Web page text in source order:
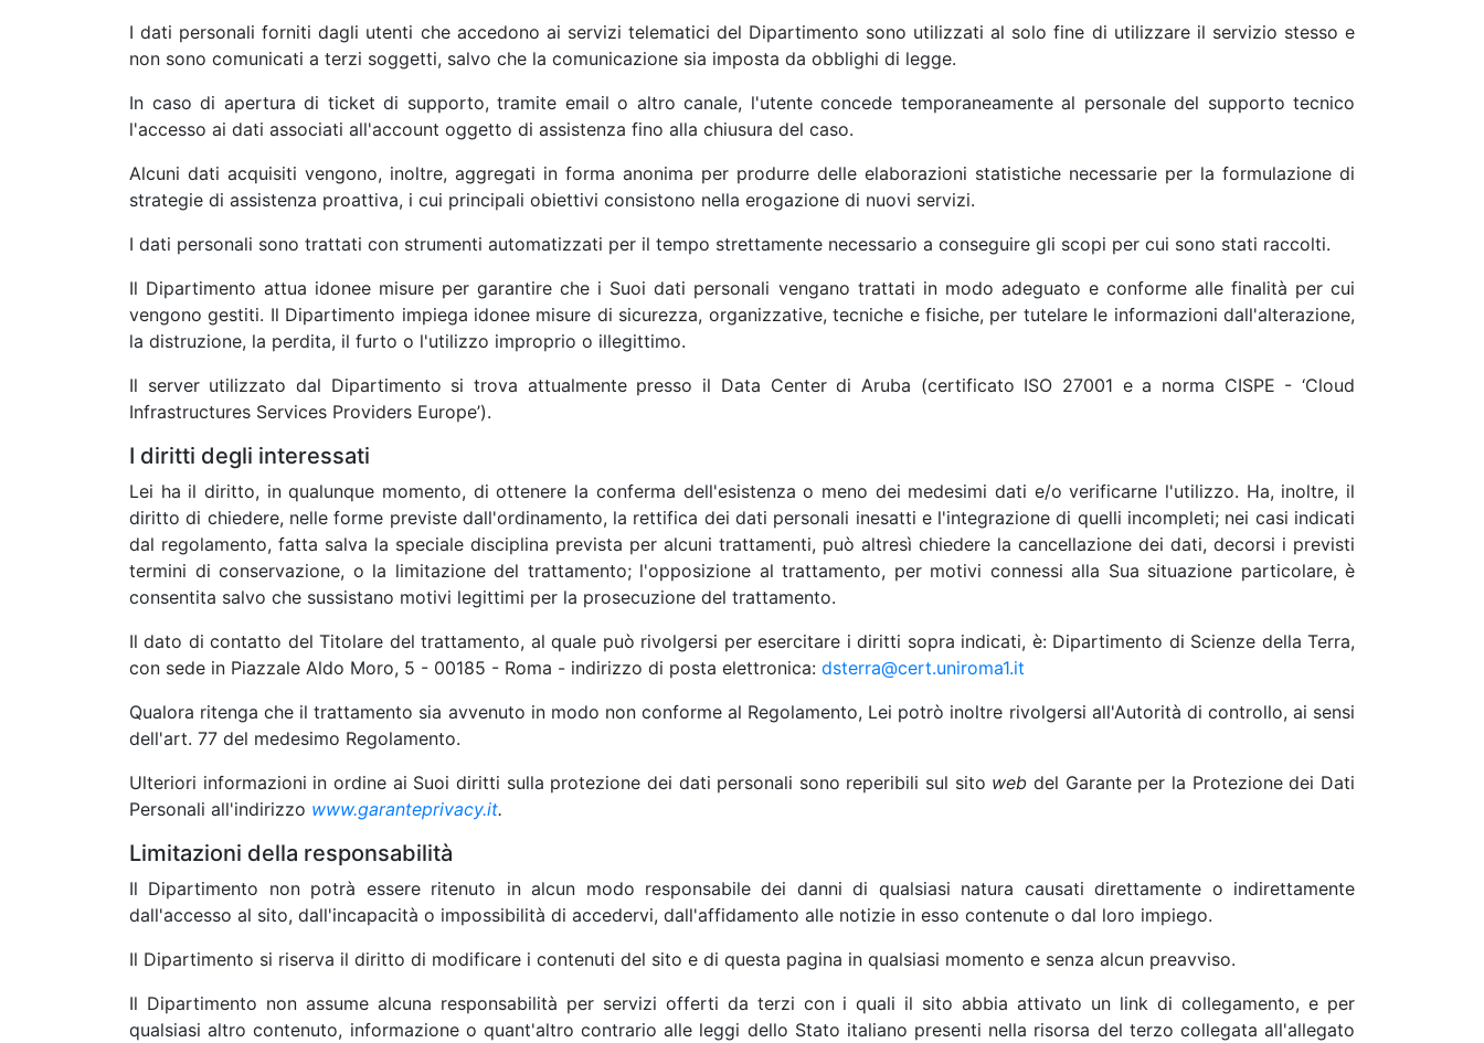
I dati personali forniti dagli utenti che accedono ai servizi telematici del Dipartimento sono utilizzati al solo fine di utilizzare il servizio stesso e
non sono comunicati a terzi soggetti, salvo che la comunicazione sia imposta da obblighi di legge.
In caso di apertura di ticket di supporto, tramite email o altro canale, l'utente concede temporaneamente al personale del supporto tecnico
l'accesso ai dati associati all'account oggetto di assistenza fino alla chiusura del caso.
Alcuni dati acquisiti vengono, inoltre, aggregati in forma anonima per produrre delle elaborazioni statistiche necessarie per la formulazione di
strategie di assistenza proattiva, i cui principali obiettivi consistono nella erogazione di nuovi servizi.
I dati personali sono trattati con strumenti automatizzati per il tempo strettamente necessario a conseguire gli scopi per cui sono stati raccolti.
Il Dipartimento attua idonee misure per garantire che i Suoi dati personali vengano trattati in modo adeguato e conforme alle finalità per cui
vengono gestiti. Il Dipartimento impiega idonee misure di sicurezza, organizzative, tecniche e fisiche, per tutelare le informazioni dall'alterazione,
la distruzione, la perdita, il furto o l'utilizzo improprio o illegittimo.
Il server utilizzato dal Dipartimento si trova attualmente presso il Data Center di Aruba (certificato ISO 27001 e a norma CISPE - ‘Cloud
Infrastructures Services Providers Europe’).
I diritti degli interessati
Lei ha il diritto, in qualunque momento, di ottenere la conferma dell'esistenza o meno dei medesimi dati e/o verificarne l'utilizzo. Ha, inoltre, il
diritto di chiedere, nelle forme previste dall'ordinamento, la rettifica dei dati personali inesatti e l'integrazione di quelli incompleti; nei casi indicati
dal regolamento, fatta salva la speciale disciplina prevista per alcuni trattamenti, può altresì chiedere la cancellazione dei dati, decorsi i previsti
termini di conservazione, o la limitazione del trattamento; l'opposizione al trattamento, per motivi connessi alla Sua situazione particolare, è
consentita salvo che sussistano motivi legittimi per la prosecuzione del trattamento.
Il dato di contatto del Titolare del trattamento, al quale può rivolgersi per esercitare i diritti sopra indicati, è: Dipartimento di Scienze della Terra,
con sede in Piazzale Aldo Moro, 5 - 00185 - Roma - indirizzo di posta elettronica: dsterra@cert.uniroma1.it
Qualora ritenga che il trattamento sia avvenuto in modo non conforme al Regolamento, Lei potrò inoltre rivolgersi all'Autorità di controllo, ai sensi
dell'art. 77 del medesimo Regolamento.
Ulteriori informazioni in ordine ai Suoi diritti sulla protezione dei dati personali sono reperibili sul sito web del Garante per la Protezione dei Dati
Personali all'indirizzo www.garanteprivacy.it.
Limitazioni della responsabilità
Il Dipartimento non potrà essere ritenuto in alcun modo responsabile dei danni di qualsiasi natura causati direttamente o indirettamente
dall'accesso al sito, dall'incapacità o impossibilità di accedervi, dall'affidamento alle notizie in esso contenute o dal loro impiego.
Il Dipartimento si riserva il diritto di modificare i contenuti del sito e di questa pagina in qualsiasi momento e senza alcun preavviso.
Il Dipartimento non assume alcuna responsabilità per servizi offerti da terzi con i quali il sito abbia attivato un link di collegamento, e per
qualsiasi altro contenuto, informazione o quant'altro contrario alle leggi dello Stato italiano presenti nella risorsa del terzo collegata all'allegato